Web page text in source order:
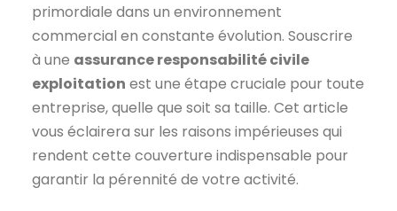
primordiale dans un environnement
commercial en constante évolution. Souscrire
à une assurance responsabilité civile
exploitation est une étape cruciale pour toute
entreprise, quelle que soit sa taille. Cet article
vous éclairera sur les raisons impérieuses qui
rendent cette couverture indispensable pour
garantir la pérennité de votre activité.